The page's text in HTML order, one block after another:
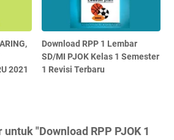
2021
Download RPP 1 Lembar
SD/MI PJOK Kelas 1 Semester
1 Revisi Terbaru
"Download RPP PJOK 1